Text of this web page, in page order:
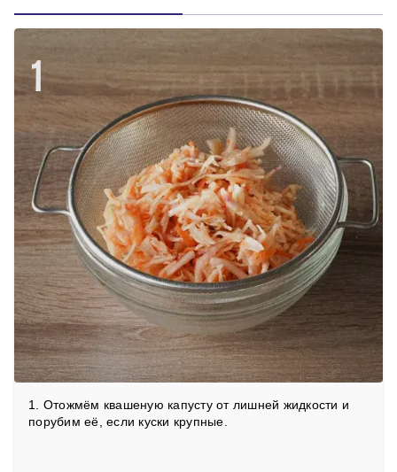
1
1. Отожмём квашеную капусту от лишней жидкости и
порубим её, если куски крупные.